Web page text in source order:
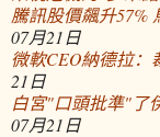
騰訊股價飆升57%
07月21日
微軟CEO納德拉
21日
白宮"口頭批準"了
07月21日